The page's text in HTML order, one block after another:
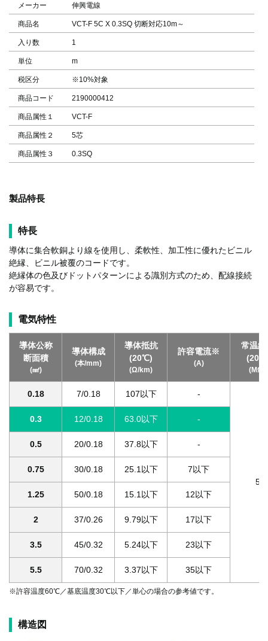
メーカー 伸興電線
商品名 VCT-F 5C X 0.3SQ 切断対応10m～
入り数 1
単位 m
税区分 ※10%対象
商品コード 2190000412
商品属性１ VCT-F
商品属性２ 5芯
商品属性３ 0.3SQ
製品特長
特長
導体に集合軟銅より線を使用し、柔軟性、加工性に優れたビニル
絶縁、ビニル被覆のコードです。
絶縁体の色及びドットパターンによる識別方式のため、配線接続
が容易です。
電気特性
導体公称
断面積
(㎟)
導体構成
(本/mm)
導体抵抗
(20℃)
(Ω/km)
許容電流※
(A)
常温
(20℃
(MΩ
0.18 7/0.18 107以下 -
5
0.3 12/0.18 63.0以下 -
0.5 20/0.18 37.8以下 -
0.75 30/0.18 25.1以下 7以下
1.25 50/0.18 15.1以下 12以下
2 37/0.26 9.79以下 17以下
3.5 45/0.32 5.24以下 23以下
5.5 70/0.32 3.37以下 35以下
※許容温度60℃／基底温度30℃以下／単心の場合の参考値です。
構造図